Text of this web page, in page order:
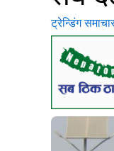
ट्रेन्डिंग